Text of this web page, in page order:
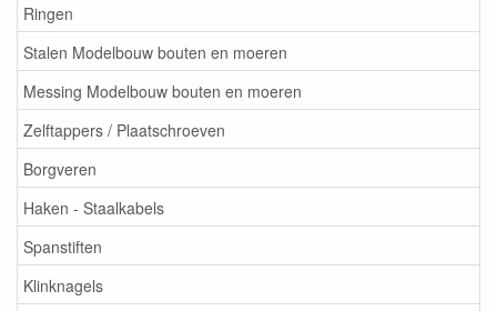
Ringen
Stalen Modelbouw bouten en moeren
Messing Modelbouw bouten en moeren
Zelftappers / Plaatschroeven
Borgveren
Haken - Staalkabels
Spanstiften
Klinknagels